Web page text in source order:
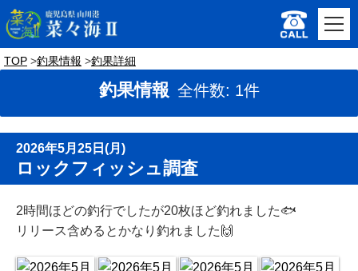
TOP 釣果情報 釣果詳細
釣果情報 全件数: 1件
2026年5月25日(月)
ロックフィッシュ調査
2時間ほどの釣行でしたが20枚ほど釣れました🐟
リリース含めるとかなり釣れました🙌